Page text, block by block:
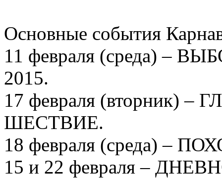
Основные события
11 февраля (среда) –
2015.
17 февраля (вторник)
ШЕСТВИЕ.
18 февраля (среда) –
15 и 22 февраля –